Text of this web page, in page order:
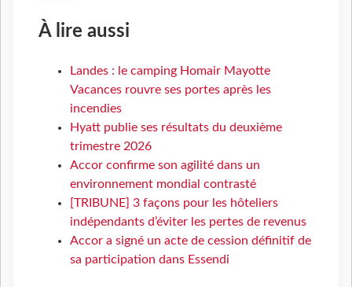
À lire aussi
Landes : le camping Homair Mayotte
Vacances rouvre ses portes après les
incendies
Hyatt publie ses résultats du deuxième
trimestre 2026
Accor confirme son agilité dans un
environnement mondial contrasté
[TRIBUNE] 3 façons pour les hôteliers
indépendants d’éviter les pertes de revenus
Accor a signé un acte de cession définitif de
sa participation dans Essendi